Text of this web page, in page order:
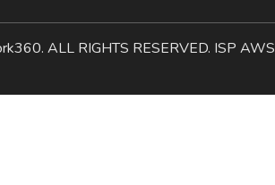
ALL RIGHTS RESERVED. ISP AWS